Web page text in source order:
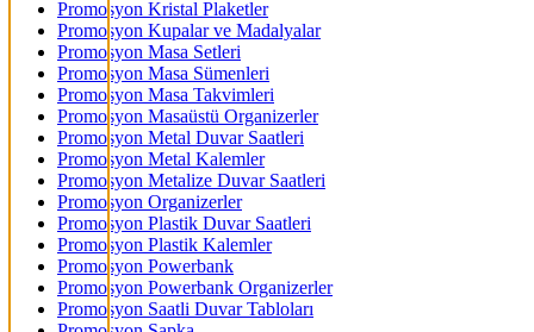
Promosyon Kristal Plaketler
Promosyon Kupalar ve Madalyalar
Promosyon Masa Setleri
Promosyon Masa Sümenleri
Promosyon Masa Takvimleri
Promosyon Masaüstü Organizerler
Promosyon Metal Duvar Saatleri
Promosyon Metal Kalemler
Promosyon Metalize Duvar Saatleri
Promosyon Organizerler
Promosyon Plastik Duvar Saatleri
Promosyon Plastik Kalemler
Promosyon Powerbank
Promosyon Powerbank Organizerler
Promosyon Saatli Duvar Tabloları